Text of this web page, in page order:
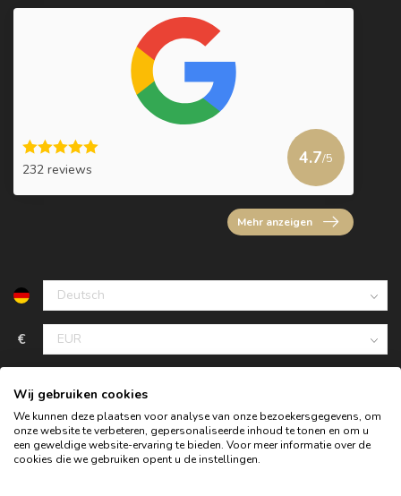
232 reviews
4.7/5
Mehr anzeigen
€
Wij gebruiken cookies
We kunnen deze plaatsen voor analyse van onze bezoekersgegevens, om
onze website te verbeteren, gepersonaliseerde inhoud te tonen en om u
een geweldige website-ervaring te bieden. Voor meer informatie over de
cookies die we gebruiken opent u de instellingen.